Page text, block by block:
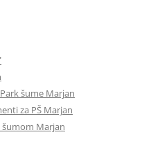
šume Marjan
za PŠ Marjan
šumom Marjan